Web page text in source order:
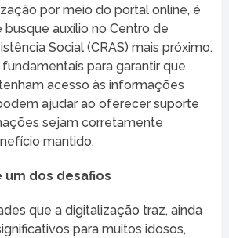
por meio do portal online, é
auxílio no Centro de
Social (CRAS) mais próximo.
para garantir que
acesso às informações
ajudar ao oferecer suporte
sejam corretamente
mantido.
um dos desafios
que a digitalização traz, ainda
para muitos idosos,